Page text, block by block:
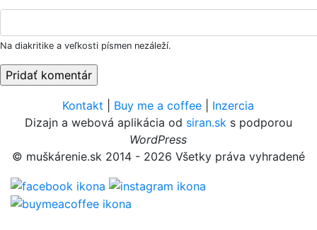
Na diakritike a veľkosti písmen nezáleží.
Kontakt Buy me a coffee
Inzercia
Dizajn a webová aplikácia od siran.sk s podporou
WordPress
© muškárenie.sk 2014 - 2026 Všetky práva vyhradené